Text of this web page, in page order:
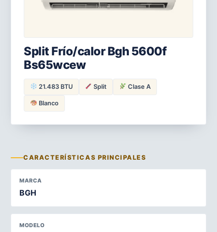
Split Frío/calor Bgh 5600f
Bs65wcew
21.483 BTU Split Clase A
Blanco
CARACTERÍSTICAS PRINCIPALES
MARCA
BGH
MODELO